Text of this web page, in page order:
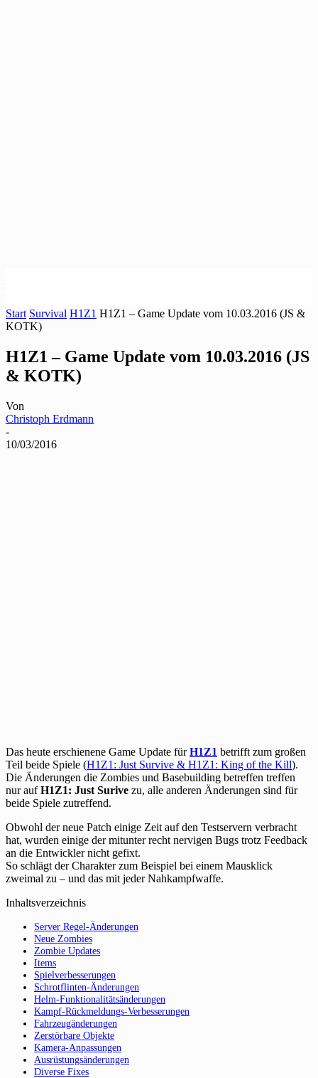
Start Survival H1Z1 H1Z1 – Game Update vom 10.03.2016 (JS &
KOTK)
H1Z1 – Game Update vom 10.03.2016 (JS
& KOTK)
Von
Christoph Erdmann
-
10/03/2016
Das heute erschienene Game Update fürH1Z1 betrifft zum großen
Teil beide Spiele (H1Z1: Just Survive & H1Z1: King of the Kill).
Die Änderungen die Zombies und Basebuilding betreffen treffen
nur aufH1Z1: Just Surive zu, alle anderen Änderungen sind für
beide Spiele zutreffend.
Obwohl der neue Patch einige Zeit auf den Testservern verbracht
hat, wurden einige der mitunter recht nervigen Bugs trotz Feedback
an die Entwickler nicht gefixt.
So schlägt der Charakter zum Beispiel bei einem Mausklick
zweimal zu – und das mit jeder Nahkampfwaffe.
Inhaltsverzeichnis
Server Regel-Änderungen
Neue Zombies
Zombie Updates
Items
Spielverbesserungen
Schrotflinten-Änderungen
Helm-Funktionalitätsänderungen
Kampf-Rückmeldungs-Verbesserungen
Fahrzeugänderungen
Zerstörbare Objekte
Kamera-Anpassungen
Ausrüstungsänderungen
Diverse Fixes